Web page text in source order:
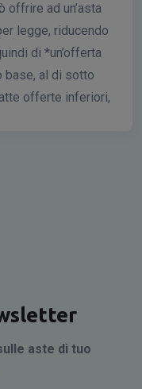
offrire ad un’asta
legge, riducendo
di *un’offerta
al di sotto
offerte inferiori,
aste di tuo